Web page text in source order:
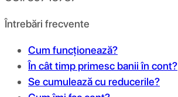
Întrebări frecvente
Cum funcționează?
În cât timp primesc banii în cont?
Se cumulează cu reducerile?